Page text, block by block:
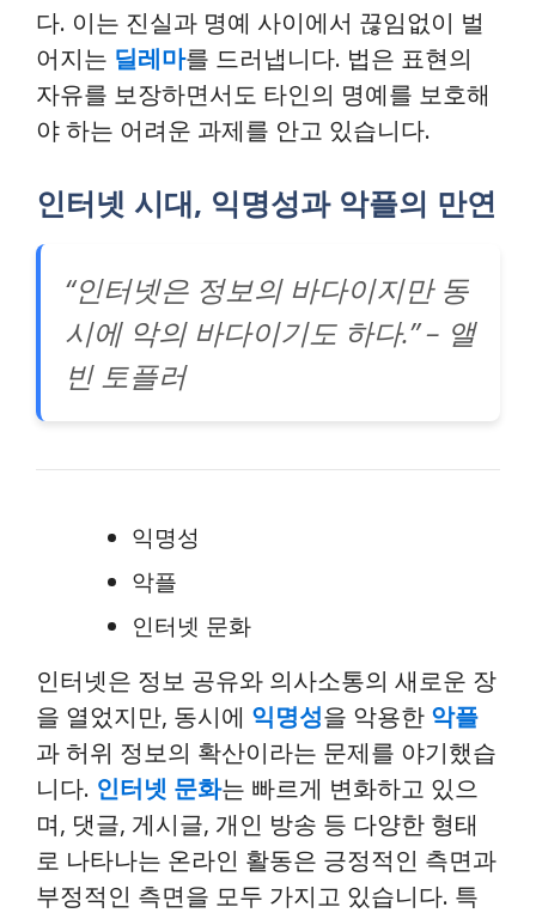
다. 이는 진실과 명예 사이에서 끊임없이 벌
어지는 딜레마를 드러냅니다. 법은 표현의
자유를 보장하면서도 타인의 명예를 보호해
야 하는 어려운 과제를 안고 있습니다.
인터넷 시대, 익명성과 악플의 만연
“인터넷은 정보의 바다이지만 동
시에 악의 바다이기도 하다.” – 앨
빈 토플러
익명성
악플
인터넷 문화
인터넷은 정보 공유와 의사소통의 새로운 장
을 열었지만, 동시에 익명성을 악용한 악플
과 허위 정보의 확산이라는 문제를 야기했습
니다. 인터넷 문화는 빠르게 변화하고 있으
며, 댓글, 게시글, 개인 방송 등 다양한 형태
로 나타나는 온라인 활동은 긍정적인 측면과
부정적인 측면을 모두 가지고 있습니다. 특